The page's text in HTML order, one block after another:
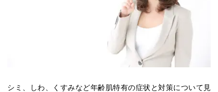
シミ、しわ、くすみなど年齢肌特有の症状と対策について見